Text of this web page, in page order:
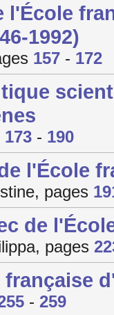
l'École
1992)
157 - 172
173 - 190
l'École
pages
de
pages
française
- 259